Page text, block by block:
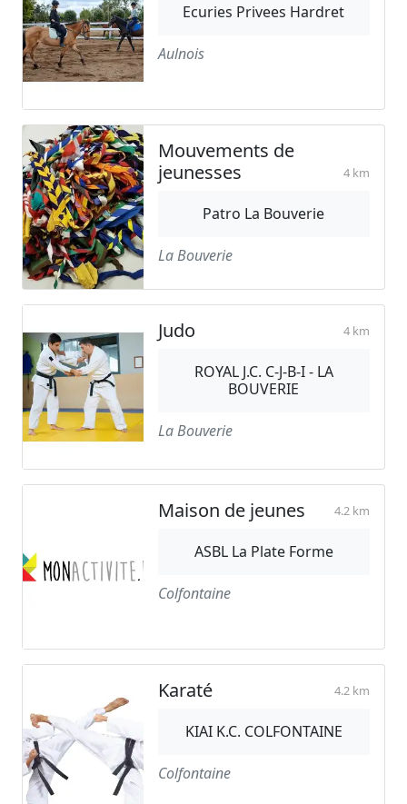
Ecuries Privees Hardret
Aulnois
Mouvements de
jeunesses
4 km
Patro La Bouverie
La Bouverie
Judo 4 km
ROYAL J.C. C-J-B-I - LA
BOUVERIE
La Bouverie
Maison de jeunes 4.2 km
ASBL La Plate Forme
Colfontaine
Karaté 4.2 km
KIAI K.C. COLFONTAINE
Colfontaine